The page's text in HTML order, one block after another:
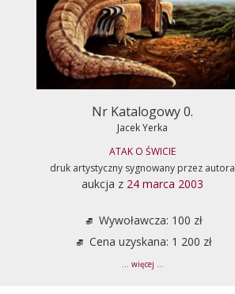
Nr Katalogowy 0.
Jacek Yerka
ATAK O ŚWICIE
druk artystyczny sygnowany przez autora
aukcja z 24 marca 2003
Wywoławcza: 100 zł
Cena uzyskana: 1 200 zł
... więcej ...